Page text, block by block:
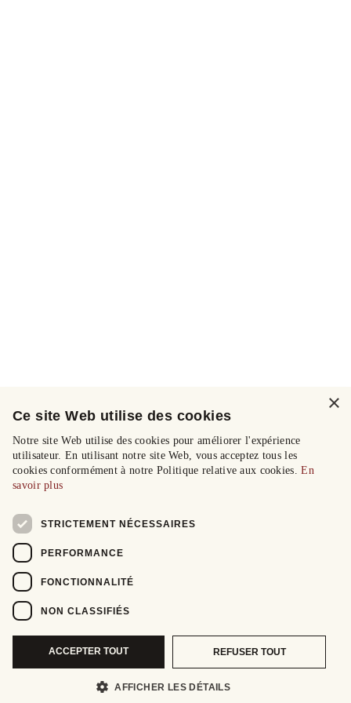
×
Ce site Web utilise des cookies
Notre site Web utilise des cookies pour améliorer l'expérience
utilisateur. En utilisant notre site Web, vous acceptez tous les
cookies conformément à notre Politique relative aux cookies.En
savoir plus
STRICTEMENT NÉCESSAIRES
PERFORMANCE
FONCTIONNALITÉ
NON CLASSIFIÉS
ACCEPTER TOUT REFUSER TOUT
AFFICHER LES DÉTAILS